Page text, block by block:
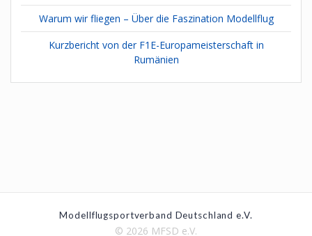
Warum wir fliegen – Über die Faszination Modellflug
Kurzbericht von der F1E-Europameisterschaft in
Rumänien
Modellflugsportverband Deutschland e.V.
© 2026 MFSD e.V.